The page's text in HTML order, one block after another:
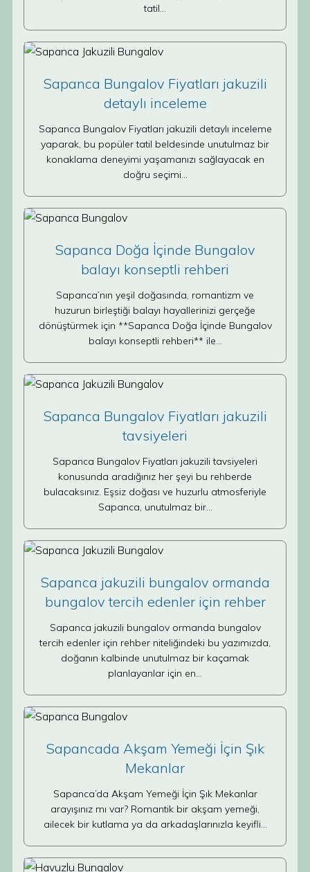
tatil…
Sapanca Bungalov Fiyatları jakuzili
detaylı inceleme
Sapanca Bungalov Fiyatları jakuzili detaylı inceleme
yaparak, bu popüler tatil beldesinde unutulmaz bir
konaklama deneyimi yaşamanızı sağlayacak en
doğru seçimi…
Sapanca Doğa İçinde Bungalov
balayı konseptli rehberi
Sapanca’nın yeşil doğasında, romantizm ve
huzurun birleştiği balayı hayallerinizi gerçeğe
dönüştürmek için **Sapanca Doğa İçinde Bungalov
balayı konseptli rehberi** ile…
Sapanca Bungalov Fiyatları jakuzili
tavsiyeleri
Sapanca Bungalov Fiyatları jakuzili tavsiyeleri
konusunda aradığınız her şeyi bu rehberde
bulacaksınız. Eşsiz doğası ve huzurlu atmosferiyle
Sapanca, unutulmaz bir…
Sapanca jakuzili bungalov ormanda
bungalov tercih edenler için rehber
Sapanca jakuzili bungalov ormanda bungalov
tercih edenler için rehber niteliğindeki bu yazımızda,
doğanın kalbinde unutulmaz bir kaçamak
planlayanlar için en…
Sapancada Akşam Yemeği İçin Şık
Mekanlar
Sapanca’da Akşam Yemeği İçin Şık Mekanlar
arayışınız mı var? Romantik bir akşam yemeği,
ailecek bir kutlama ya da arkadaşlarınızla keyifli…